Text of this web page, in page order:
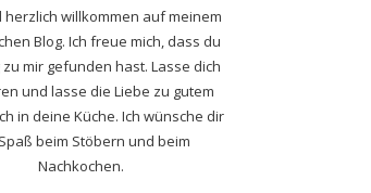
herzlich willkommen auf meinem
Blog. Ich freue mich, dass du
zu mir gefunden hast. Lasse dich
und lasse die Liebe zu gutem
in deine Küche. Ich wünsche dir
beim Stöbern und beim
Nachkochen.